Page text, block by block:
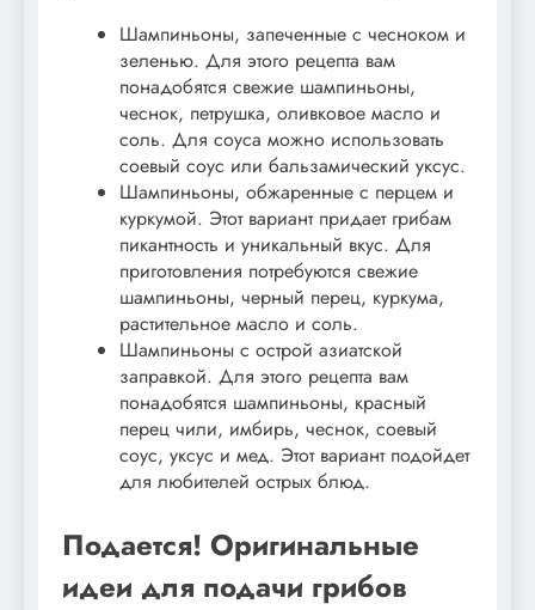
Шампиньоны, запеченные с чесноком и
зеленью. Для этого рецепта вам
понадобятся свежие шампиньоны,
чеснок, петрушка, оливковое масло и
соль. Для соуса можно использовать
соевый соус или бальзамический уксус.
Шампиньоны, обжаренные с перцем и
куркумой. Этот вариант придает грибам
пикантность и уникальный вкус. Для
приготовления потребуются свежие
шампиньоны, черный перец, куркума,
растительное масло и соль.
Шампиньоны с острой азиатской
заправкой. Для этого рецепта вам
понадобятся шампиньоны, красный
перец чили, имбирь, чеснок, соевый
соус, уксус и мед. Этот вариант подойдет
для любителей острых блюд.
Подается! Оригинальные
идеи для подачи грибов